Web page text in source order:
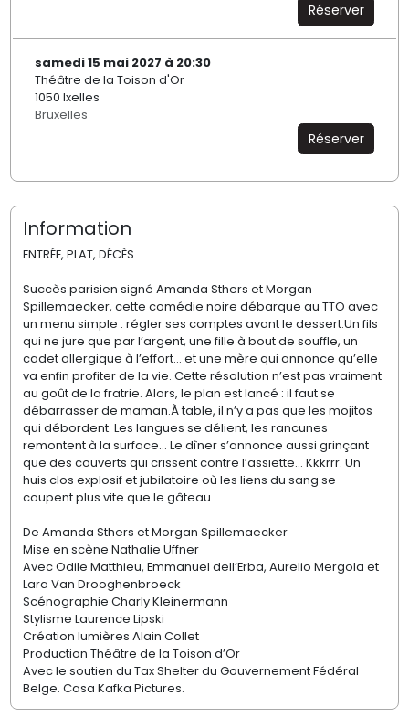
Réserver
samedi 15 mai 2027 à 20:30
Théâtre de la Toison d'Or
1050 Ixelles
Bruxelles
Réserver
Information
ENTRÉE, PLAT, DÉCÈS
Succès parisien signé Amanda Sthers et Morgan
Spillemaecker, cette comédie noire débarque au TTO avec
un menu simple : régler ses comptes avant le dessert.Un fils
qui ne jure que par l’argent, une fille à bout de souffle, un
cadet allergique à l’effort… et une mère qui annonce qu’elle
va enfin profiter de la vie. Cette résolution n’est pas vraiment
au goût de la fratrie. Alors, le plan est lancé : il faut se
débarrasser de maman.À table, il n’y a pas que les mojitos
qui débordent. Les langues se délient, les rancunes
remontent à la surface… Le dîner s’annonce aussi grinçant
que des couverts qui crissent contre l’assiette… Kkkrrr. Un
huis clos explosif et jubilatoire où les liens du sang se
coupent plus vite que le gâteau.
De Amanda Sthers et Morgan Spillemaecker
Mise en scène Nathalie Uffner
Avec Odile Matthieu, Emmanuel dell’Erba, Aurelio Mergola et
Lara Van Drooghenbroeck
Scénographie Charly Kleinermann
Stylisme Laurence Lipski
Création lumières Alain Collet
Production Théâtre de la Toison d’Or
Avec le soutien du Tax Shelter du Gouvernement Fédéral
Belge. Casa Kafka Pictures.